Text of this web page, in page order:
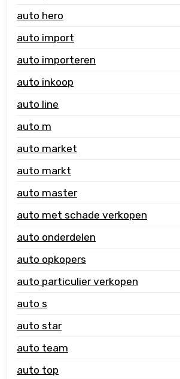
auto hero
auto import
auto importeren
auto inkoop
auto line
auto m
auto market
auto markt
auto master
auto met schade verkopen
auto onderdelen
auto opkopers
auto particulier verkopen
auto s
auto star
auto team
auto top